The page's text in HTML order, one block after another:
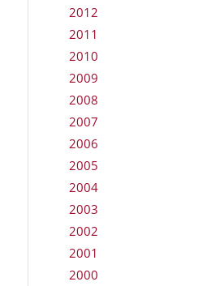
2012
2011
2010
2009
2008
2007
2006
2005
2004
2003
2002
2001
2000